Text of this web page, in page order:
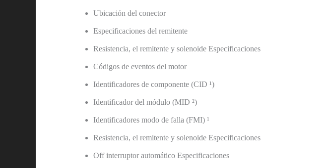
Ubicación del conector
Especificaciones del remitente
Resistencia, el remitente y solenoide Especificaciones
Códigos de eventos del motor
Identificadores de componente (CID ¹)
Identificador del módulo (MID ²)
Identificadores modo de falla (FMI) ¹
Resistencia, el remitente y solenoide Especificaciones
Off interruptor automático Especificaciones